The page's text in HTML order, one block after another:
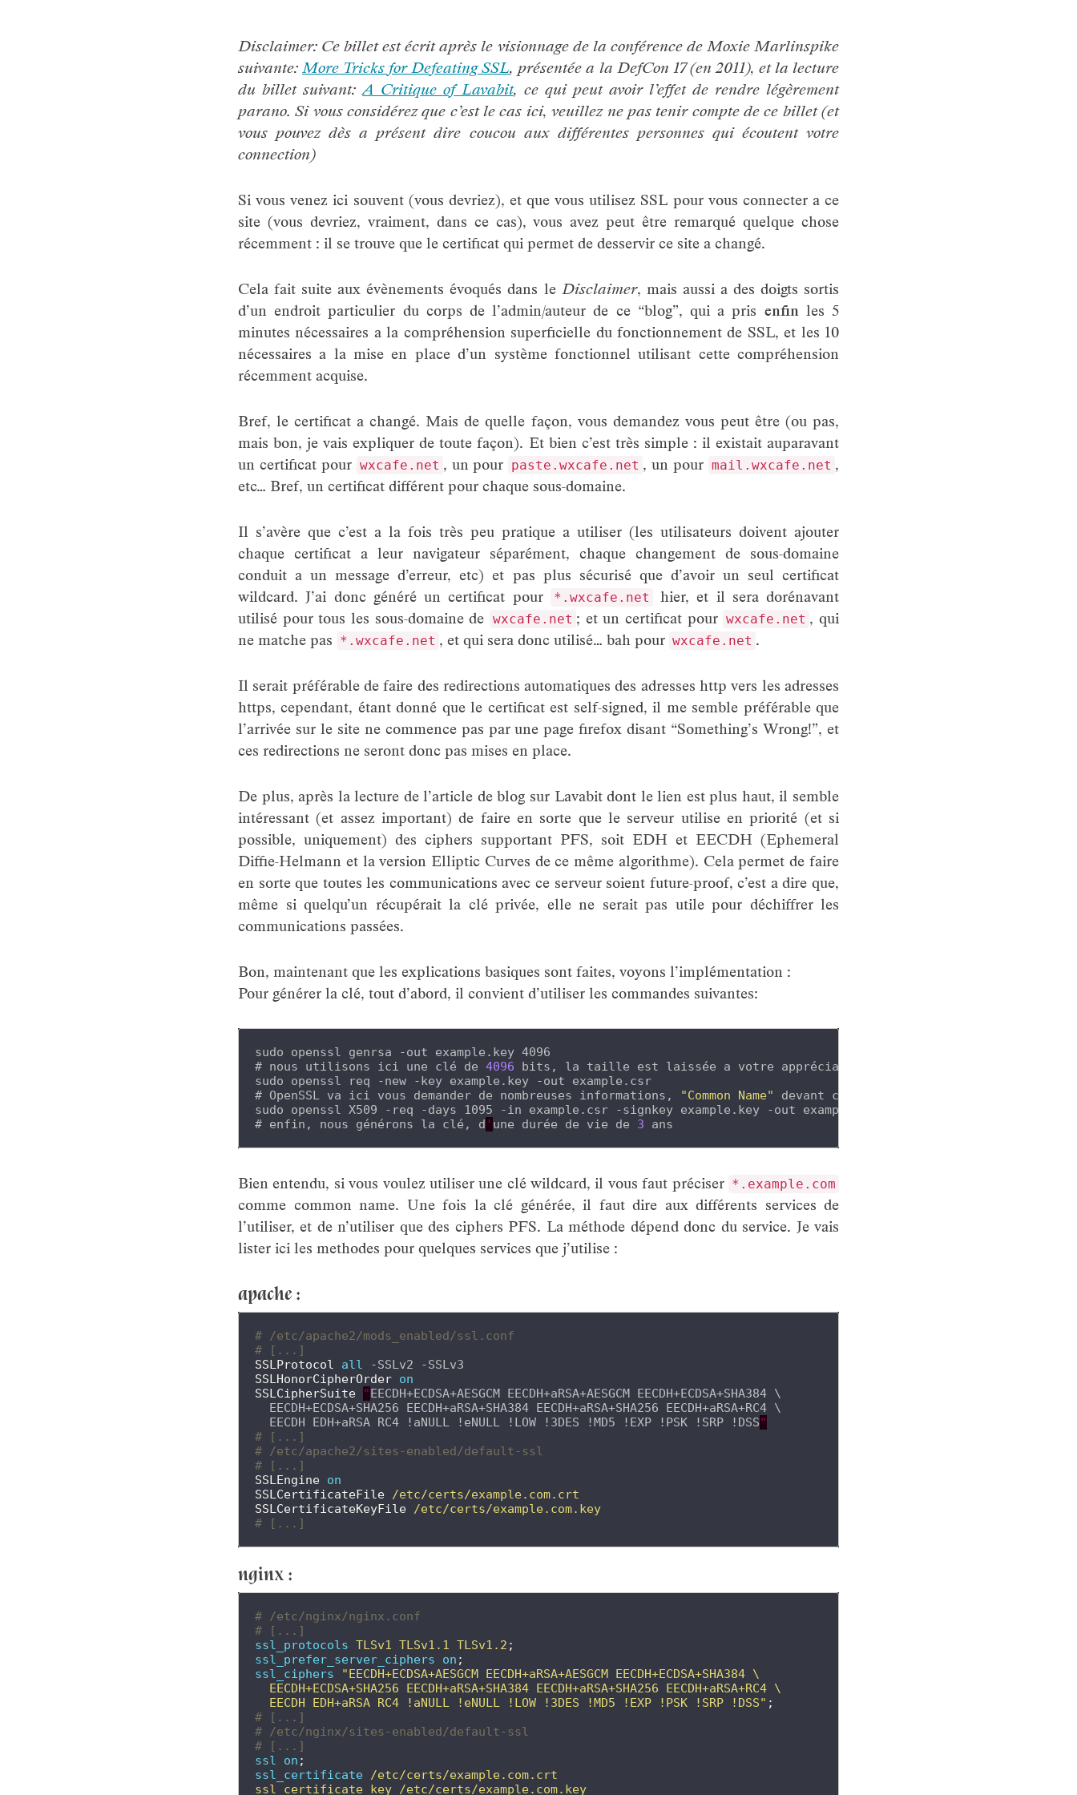
Disclaimer: Ce billet est écrit après le visionnage de la conférence de Moxie Marlinspike
suivante:More Tricks for Defeating SSL, présentée a la DefCon 17 (en 2011), et la lecture
du billet suivant:A Critique of Lavabit, ce qui peut avoir l’effet de rendre légèrement
parano. Si vous considérez que c’est le cas ici, veuillez ne pas tenir compte de ce billet (et
vous pouvez dès a présent dire coucou aux différentes personnes qui écoutent votre
connection)
Si vous venez ici souvent (vous devriez), et que vous utilisez SSL pour vous connecter a ce
site (vous devriez, vraiment, dans ce cas), vous avez peut être remarqué quelque chose
récemment : il se trouve que le certificat qui permet de desservir ce site a changé.
Cela fait suite aux évènements évoqués dans le Disclaimer, mais aussi a des doigts sortis
d’un endroit particulier du corps de l’admin/auteur de ce “blog”, qui a pris enfinles 5
minutes nécessaires a la compréhension superficielle du fonctionnement de SSL, et les 10
nécessaires a la mise en place d’un système fonctionnel utilisant cette compréhension
récemment acquise.
Bref, le certificat a changé. Mais de quelle façon, vous demandez vous peut être (ou pas,
mais bon, je vais expliquer de toute façon). Et bien c’est très simple : il existait auparavant
un certificat pour wxcafe.net , un pour paste.wxcafe.net , un pour mail.wxcafe.net ,
etc… Bref, un certificat différent pour chaque sous-domaine.
Il s’avère que c’est a la fois très peu pratique a utiliser (les utilisateurs doivent ajouter
chaque certificat a leur navigateur séparément, chaque changement de sous-domaine
conduit a un message d’erreur, etc) et pas plus sécurisé que d’avoir un seul certificat
wildcard. J’ai donc généré un certificat pour
*.wxcafe.net
hier, et il sera dorénavant
utilisé pour tous les sous-domaine de wxcafe.net ; et un certificat pour wxcafe.net , qui
ne matche pas *.wxcafe.net , et qui sera donc utilisé… bah pour wxcafe.net .
Il serait préférable de faire des redirections automatiques des adresses http vers les adresses
https, cependant, étant donné que le certificat est self-signed, il me semble préférable que
l’arrivée sur le site ne commence pas par une page firefox disant “Something’s Wrong!”, et
ces redirections ne seront donc pas mises en place.
De plus, après la lecture de l’article de blog sur Lavabit dont le lien est plus haut, il semble
intéressant (et assez important) de faire en sorte que le serveur utilise en priorité (et si
possible, uniquement) des ciphers supportant PFS, soit EDH et EECDH (Ephemeral
Diffie-Helmann et la version Elliptic Curves de ce même algorithme). Cela permet de faire
en sorte que toutes les communications avec ce serveur soient future-proof, c’est a dire que,
même si quelqu’un récupérait la clé privée, elle ne serait pas utile pour déchiffrer les
communications passées.
Bon, maintenant que les explications basiques sont faites, voyons l’implémentation :
Pour générer la clé, tout d’abord, il convient d’utiliser les commandes suivantes:
sudo openssl genrsa -out example.key 4096
# nous utilisons ici une clé de 4096 bits, la taille est laissée a votre appréciation
sudo openssl req -new -key example.key -out example.csr
# OpenSSL va ici vous demander de nombreuses informations,
"Common Name"
devant contenir le FQDN
sudo openssl X509 -req -days 1095 -in example.csr -signkey example.key -out example.crt
# enfin, nous générons la clé, d ' une durée de vie de 3
Bien entendu, si vous voulez utiliser une clé wildcard, il vous faut préciser *.example.com
comme common name. Une fois la clé générée, il faut dire aux différents services de
l’utiliser, et de n’utiliser que des ciphers PFS. La méthode dépend donc du service. Je vais
lister ici les methodes pour quelques services que j’utilise :
apache :
# /etc/apache2/mods_enabled/ssl.conf
# [...]
SSLProtocol
all
SSLHonorCipherOrder on
SSLCipherSuite
"EECDH+ECDSA+AESGCM EECDH+aRSA+AESGCM EECDH+ECDSA+SHA384 \
  EECDH+ECDSA+SHA256 EECDH+aRSA+SHA384 EECDH+aRSA+SHA256 EECDH+aRSA+RC4 \
  EECDH EDH+aRSA RC4 !aNULL !eNULL !LOW !3DES !MD5 !EXP !PSK !SRP !DSS
"
# [...]
# /etc/apache2/sites-enabled/default-ssl
# [...]
SSLEngine on
SSLCertificateFile /etc/certs/example.com.crt
SSLCertificateKeyFile /etc/certs/example.com.key
# [...]
nginx :
# /etc/nginx/nginx.conf
# [...]
ssl_protocols TLSv1 TLSv1.1 TLSv1.2 ;
ssl_prefer_server_ciphers
on ;
ssl_ciphers
"EECDH+ECDSA+AESGCM EECDH+aRSA+AESGCM EECDH+ECDSA+SHA384 \
EECDH+ECDSA+SHA256
EECDH+aRSA+SHA384 EECDH+aRSA+SHA256 EECDH+aRSA+RC4 \
EECDH
EDH+aRSA RC4 !aNULL !eNULL !LOW !3DES !MD5 !EXP !PSK !SRP !DSS" ;
# [...]
# /etc/nginx/sites-enabled/default-ssl
# [...]
ssl
on ;
ssl_certificate
/etc/certs/example.com.crt
ssl_certificate_key /etc/certs/example.com.key